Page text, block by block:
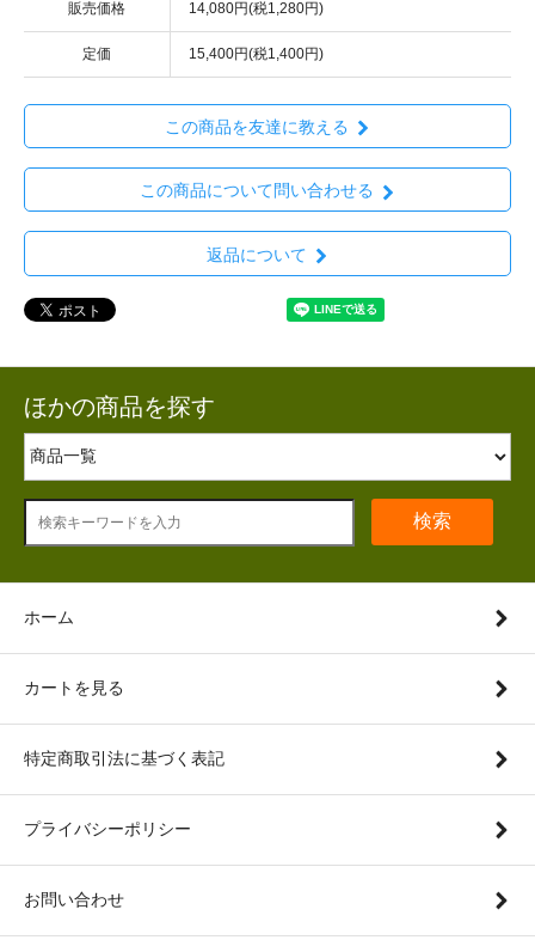
販売価格 14,080円(税1,280円)
定価 15,400円(税1,400円)
この商品を友達に教える
この商品について問い合わせる
返品について
ほかの商品を探す
検索
ホーム
カートを見る
特定商取引法に基づく表記
プライバシーポリシー
お問い合わせ